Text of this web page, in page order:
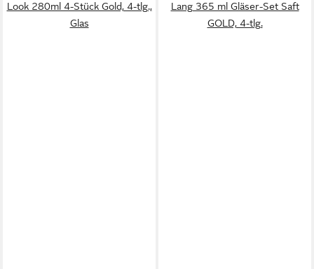
Look 280ml 4-Stück Gold, 4-tlg.,
Glas
Lang 365 ml Gläser-Set Saft
GOLD, 4-tlg.